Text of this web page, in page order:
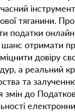
тяганини.
податки
шанс отримати
довіру
а реальний
та
до